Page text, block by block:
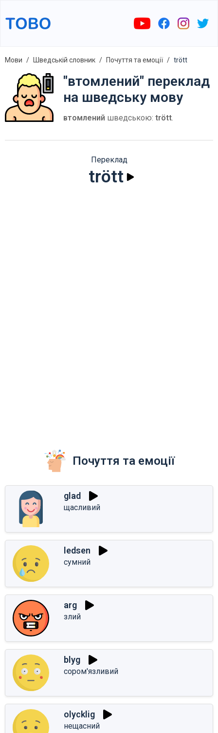
Мови Шведській словник Почуття та емоції trött
"втомлений" переклад
на шведську мову
втомлений шведською: trött.
Переклад
trött
Почуття та емоції
glad
щасливий
ledsen
сумний
arg
злий
blyg
сором'язливий
olycklig
нещасний